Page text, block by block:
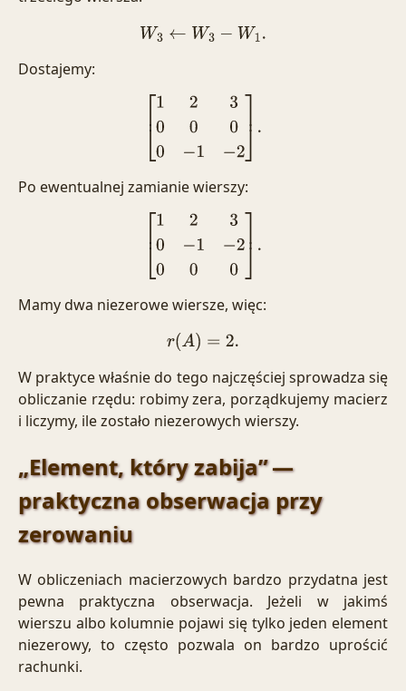
W3← W3−W 1.
Dostajemy:
12 00 −
Po ewentualnej zamianie wierszy:
12 −1 00
Mamy dwa niezerowe wiersze, więc:
r(A =2.
W praktyce właśnie do tego najczęściej sprowadza się
obliczanie rzędu: robimy zera, porządkujemy macierz
i liczymy, ile zostało niezerowych wierszy.
„Element, który zabija” —
praktyczna obserwacja przy
zerowaniu
W obliczeniach macierzowych bardzo przydatna jest
pewna praktyczna obserwacja. Jeżeli w jakimś
wierszu albo kolumnie pojawi się tylko jeden element
niezerowy, to często pozwala on bardzo uprościć
rachunki.